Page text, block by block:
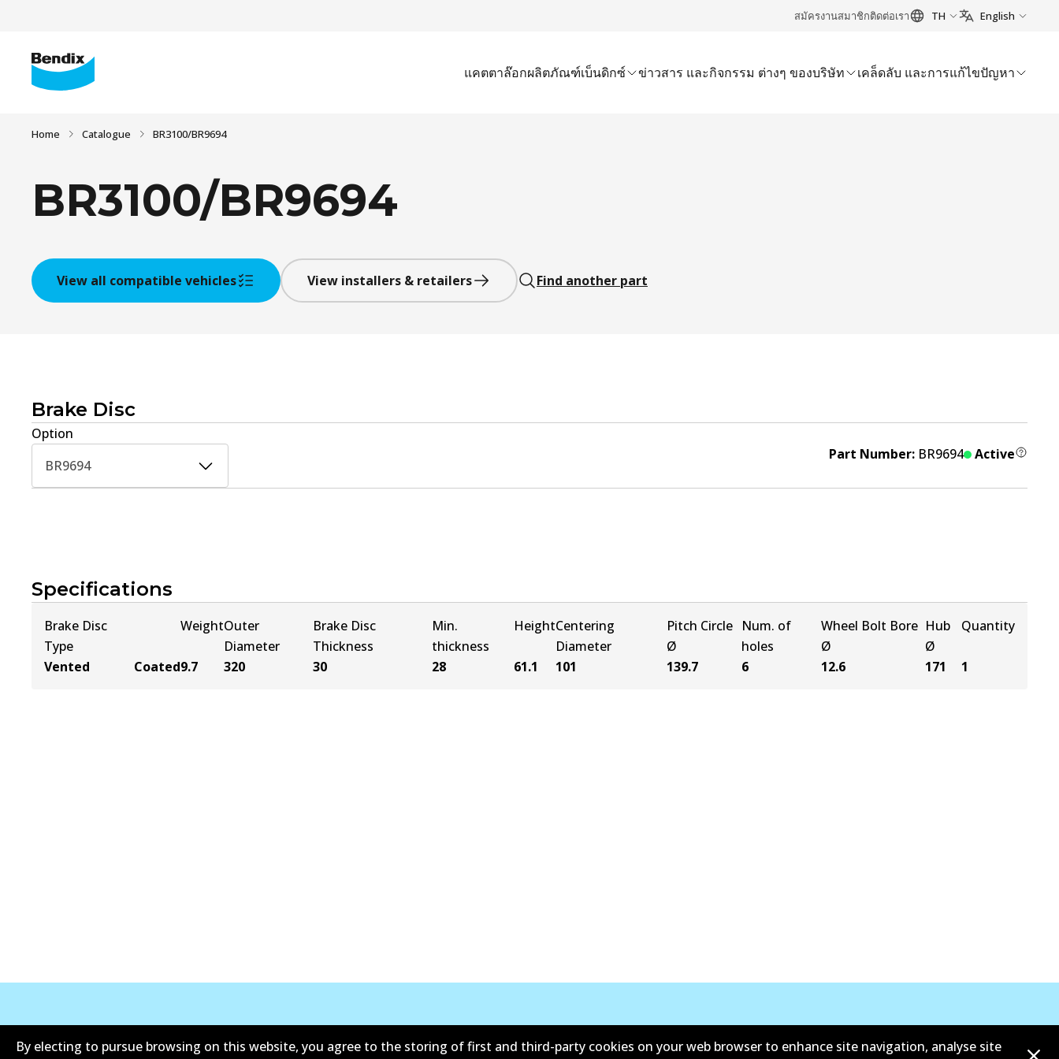
สมัครงานสมาชิกติดต่อเรา TH English
แคตตาล๊อกผลิตภัณฑ์เบ็นดิกซ์ ข่าวสาร และกิจกรรม ต่างๆ ของบริษัท เคล็ดลับ และการแก้ไขปัญหา
Home Catalogue BR3100/BR9694
BR3100/BR9694
View all compatible vehicles View installers & retailers Find another part
Brake Disc
Option
BR9694
Part Number: BR9694 Active
Specifications
Brake Disc
Type
Vented
Coated
Weight
9.7
Outer
Diameter
320
Brake Disc
Thickness
30
Min.
thickness
28
Height
61.1
Centering
Diameter
101
Pitch Circle
Ø
139.7
Num. of
holes
6
Wheel Bolt Bore
Ø
12.6
Hub
Ø
171
Quantity
1
By electing to pursue browsing on this website, you agree to the storing of first and third-party cookies on your web browser to enhance site navigation, analyse site